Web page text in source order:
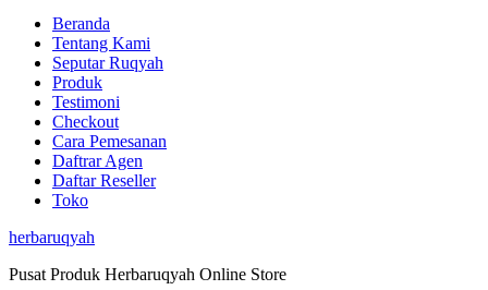
Beranda
Tentang Kami
Seputar Ruqyah
Produk
Testimoni
Checkout
Cara Pemesanan
Daftrar Agen
Daftar Reseller
Toko
herbaruqyah
Pusat Produk Herbaruqyah Online Store